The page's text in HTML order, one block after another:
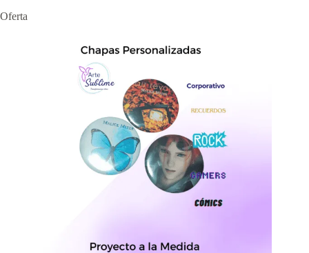
Oferta